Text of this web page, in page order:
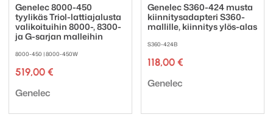
Genelec 8000-450
tyylikäs Triol-lattiajalusta
valikoituihin 8000-, 8300-
ja G-sarjan malleihin
8000-450 | 8000-450W
519,00 €
Tuotemerkki:
Genelec
Genelec S360-424 musta
kiinnitysadapteri S360-
mallille, kiinnitys ylös-alas
S360-424B
118,00 €
Tuotemerkki:
Genelec